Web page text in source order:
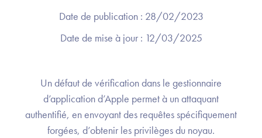
Date de publication : 28/02/2023
Date de mise à jour : 12/03/2025
Un défaut de vérification dans le gestionnaire
d’application d’Apple permet à un attaquant
authentifié, en envoyant des requêtes spécifiquement
forgées, d’obtenir les privilèges du noyau.